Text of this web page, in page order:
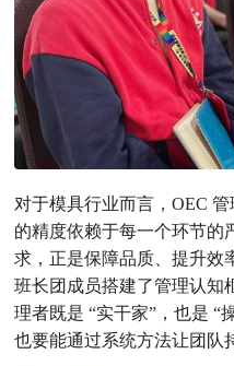
对于模具行业而言，OEC
的精度依赖于每一个环节的
求，正是保障品质、提升效
班长团成员搭建了管理认知
理者既是 “实干家”，也是 “
也要能通过系统方法让团队